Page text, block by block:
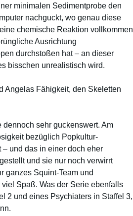
minimalen Sedimentprobe den
nachguckt, wo genau diese
chemische Reaktion vollkommen
Ausrichtung
durchstoßen hat – an dieser
bisschen unrealistisch wird.
Angelas Fähigkeit, den Skeletten
sehr guckenswert. Am
bezüglich Popkultur-
– und das in einer doch eher
und sie nur noch verwirrt
ganzes Squint-Team und
Spaß. Was der Serie ebenfalls
2 und eines Psychiaters in Staffel 3,